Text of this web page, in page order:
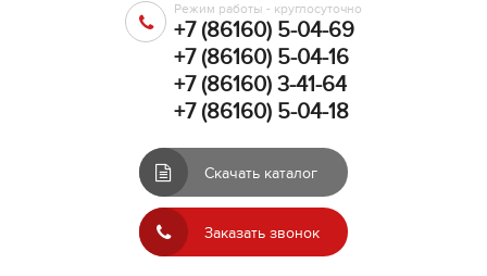
Режим работы - круглосуточно
+7 (86160) 5-04-69
+7 (86160) 5-04-16
+7 (86160) 3-41-64
+7 (86160) 5-04-18
Скачать каталог
Заказать звонок